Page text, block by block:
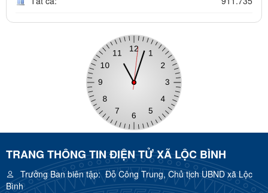
TRANG THÔNG TIN ĐIỆN TỬ XÃ LỘC BÌNH
Trưởng Ban biên tập:Đỗ Công Trung, Chủ tịch UBND xã Lộc
Bình